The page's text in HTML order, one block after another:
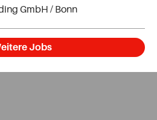
GmbH/ Bonn
Jobs